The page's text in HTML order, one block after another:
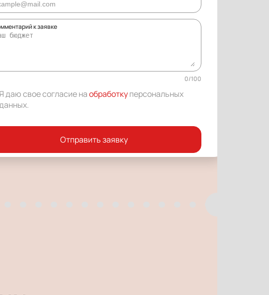
к заявке
0/100
Я даю свое согласие наобработкуперсональных
.
Отправить заявку